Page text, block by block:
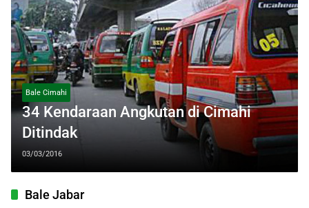
Bale Cimahi
34 Kendaraan Angkutan di Cimahi
Ditindak
03/03/2016
Bale Jabar